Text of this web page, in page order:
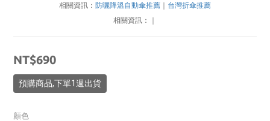
相關資訊： 防曬降溫自動傘推薦
台灣折傘推薦
相關資訊：
NT$690
預購商品,下單1週出貨
顏色